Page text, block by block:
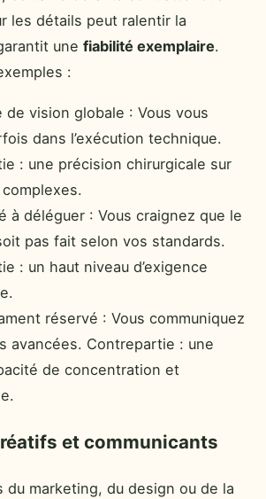
les détails peut ralentir la
une fiabilité exemplaire.
:
de vision globale : Vous vous
dans l’exécution technique.
: une précision chirurgicale sur
à déléguer : Vous craignez que le
pas fait selon vos standards.
: un haut niveau d’exigence
réservé : Vous communiquez
avancées. Contrepartie : une
de concentration et
et communicants
du marketing, du design ou de la